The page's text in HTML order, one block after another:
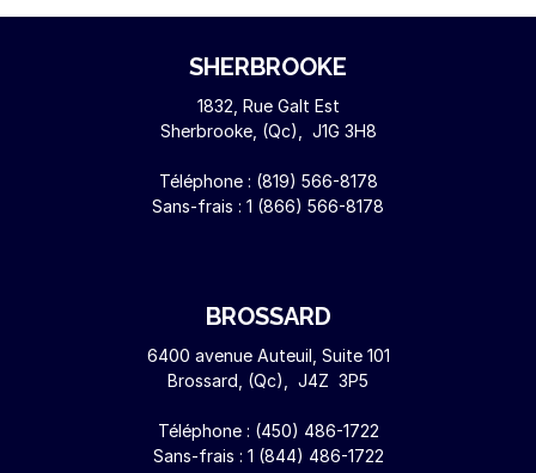
SHERBROOKE
1832, Rue Galt Est
Sherbrooke, (Qc), J1G 3H8
Téléphone : (819) 566-8178
Sans-frais : 1 (866) 566-8178
BROSSARD
6400 avenue Auteuil, Suite 101
Brossard, (Qc), J4Z 3P5
Téléphone : (450) 486-1722
Sans-frais : 1 (844) 486-1722